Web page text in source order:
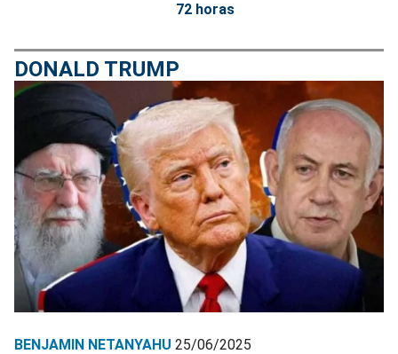
72 horas
DONALD TRUMP
BENJAMIN NETANYAHU 25/06/2025